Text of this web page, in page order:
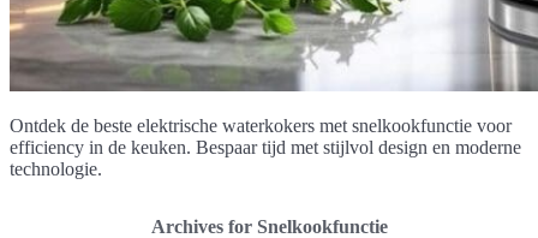
Ontdek de beste elektrische waterkokers met snelkookfunctie voor
efficiency in de keuken. Bespaar tijd met stijlvol design en moderne
technologie.
Archives for Snelkookfunctie